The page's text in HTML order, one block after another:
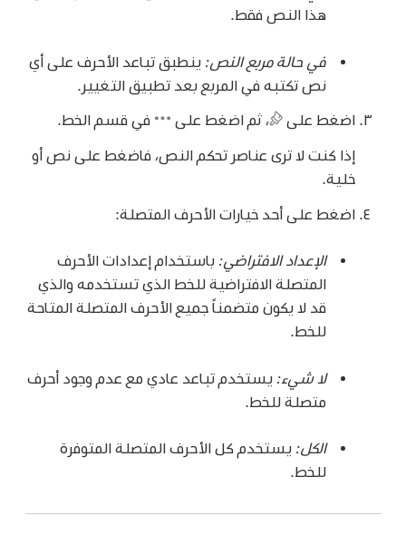
هذا النص فقط.
في حالة مربع النص:ينطبق تباعد الأحرف على أي
نص تكتبه في المربع بعد تطبيق التغيير.
اضغط على ،ثم اضغط على في قسم الخط.
إذا كنت لا ترى عناصر تحكم النص، فاضغط على نص أو
خلية.
اضغط على أحد خيارات الأحرف المتصلة:
الإعداد الافتراضي:باستخدام إعدادات الأحرف
المتصلة الافتراضية للخط الذي تستخدمه والذي
قد لا يكون متضمناً جميع الأحرف المتصلة المتاحة
للخط.
لا شيء:يستخدم تباعد عادي مع عدم وجود أحرف
متصلة للخط.
الكل:يستخدم كل الأحرف المتصلة المتوفرة
للخط.